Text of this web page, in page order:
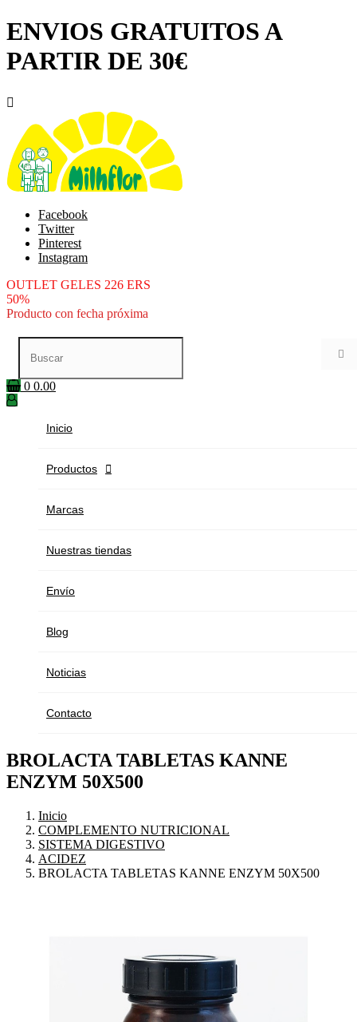
ENVIOS GRATUITOS A
PARTIR DE 30€

Facebook
Twitter
Pinterest
Instagram
OUTLET GELES 226 ERS
50%
Producto con fecha próxima

0 0.00
Inicio
Productos 
Marcas
Nuestras tiendas
Envío
Blog
Noticias
Contacto
BROLACTA TABLETAS KANNE
ENZYM 50X500
Inicio
COMPLEMENTO NUTRICIONAL
SISTEMA DIGESTIVO
ACIDEZ
BROLACTA TABLETAS KANNE ENZYM 50X500